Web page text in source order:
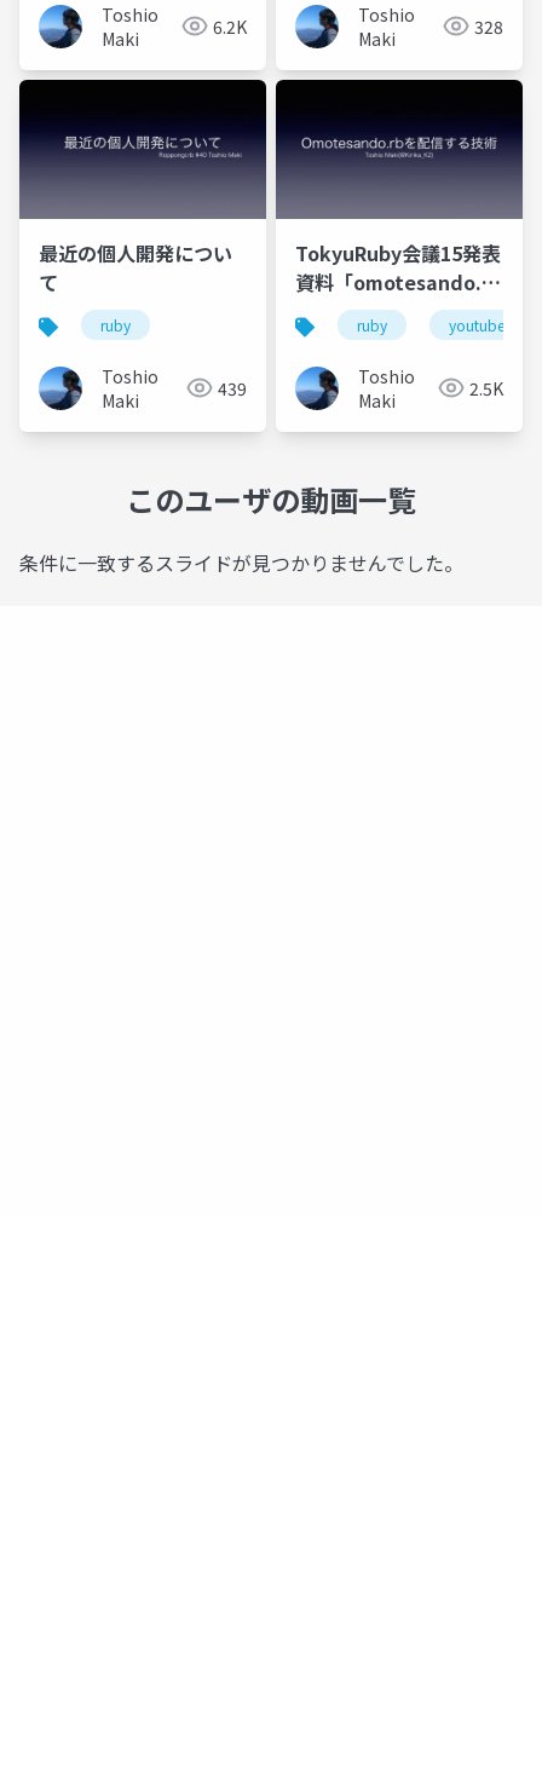
Toshio
Maki
6.2K
Toshio
Maki
328
最近の個人開発につい
て
ruby
Toshio
Maki
439
TokyuRuby会議15発表
資料「omotesando.rb
を配信する技術」
ruby youtube live
Toshio
Maki
2.5K
このユーザの動画一覧
条件に一致するスライドが見つかりませんでした。